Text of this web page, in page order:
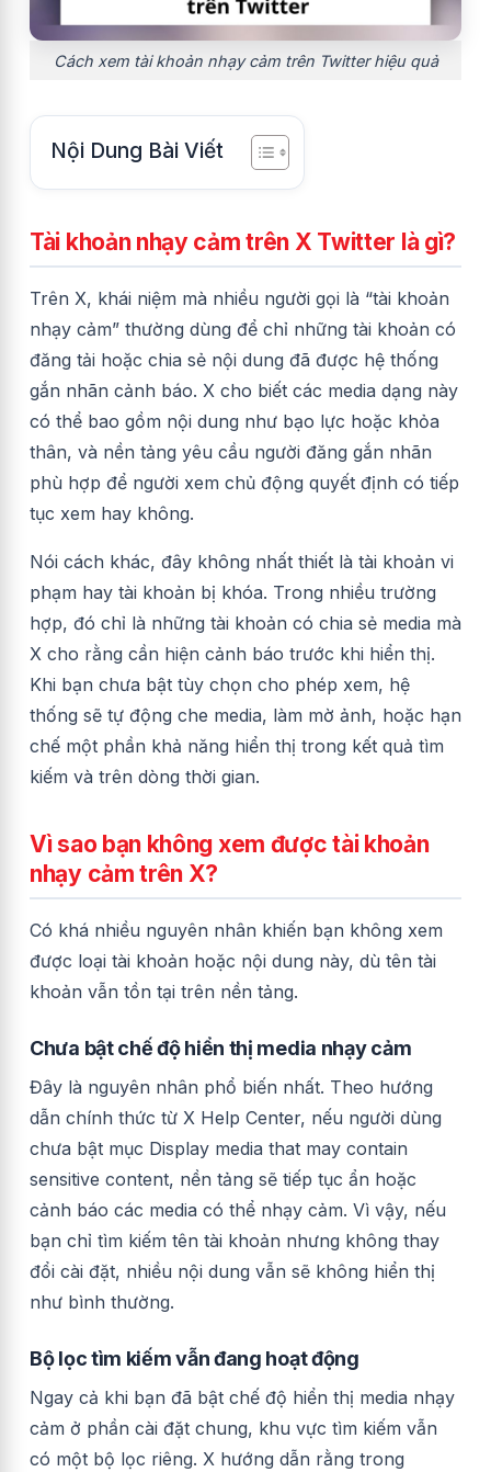
Cách xem tài khoản nhạy cảm trên Twitter hiệu quả
Nội Dung Bài Viết
Tài khoản nhạy cảm trên X Twitter là gì?
Trên X, khái niệm mà nhiều người gọi là “tài khoản
nhạy cảm” thường dùng để chỉ những tài khoản có
đăng tải hoặc chia sẻ nội dung đã được hệ thống
gắn nhãn cảnh báo. X cho biết các media dạng này
có thể bao gồm nội dung như bạo lực hoặc khỏa
thân, và nền tảng yêu cầu người đăng gắn nhãn
phù hợp để người xem chủ động quyết định có tiếp
tục xem hay không.
Nói cách khác, đây không nhất thiết là tài khoản vi
phạm hay tài khoản bị khóa. Trong nhiều trường
hợp, đó chỉ là những tài khoản có chia sẻ media mà
X cho rằng cần hiện cảnh báo trước khi hiển thị.
Khi bạn chưa bật tùy chọn cho phép xem, hệ
thống sẽ tự động che media, làm mờ ảnh, hoặc hạn
chế một phần khả năng hiển thị trong kết quả tìm
kiếm và trên dòng thời gian.
Vì sao bạn không xem được tài khoản
nhạy cảm trên X?
Có khá nhiều nguyên nhân khiến bạn không xem
được loại tài khoản hoặc nội dung này, dù tên tài
khoản vẫn tồn tại trên nền tảng.
Chưa bật chế độ hiển thị media nhạy cảm
Đây là nguyên nhân phổ biến nhất. Theo hướng
dẫn chính thức từ X Help Center, nếu người dùng
chưa bật mục Display media that may contain
sensitive content, nền tảng sẽ tiếp tục ẩn hoặc
cảnh báo các media có thể nhạy cảm. Vì vậy, nếu
bạn chỉ tìm kiếm tên tài khoản nhưng không thay
đổi cài đặt, nhiều nội dung vẫn sẽ không hiển thị
như bình thường.
Bộ lọc tìm kiếm vẫn đang hoạt động
Ngay cả khi bạn đã bật chế độ hiển thị media nhạy
cảm ở phần cài đặt chung, khu vực tìm kiếm vẫn
có một bộ lọc riêng. X hướng dẫn rằng trong